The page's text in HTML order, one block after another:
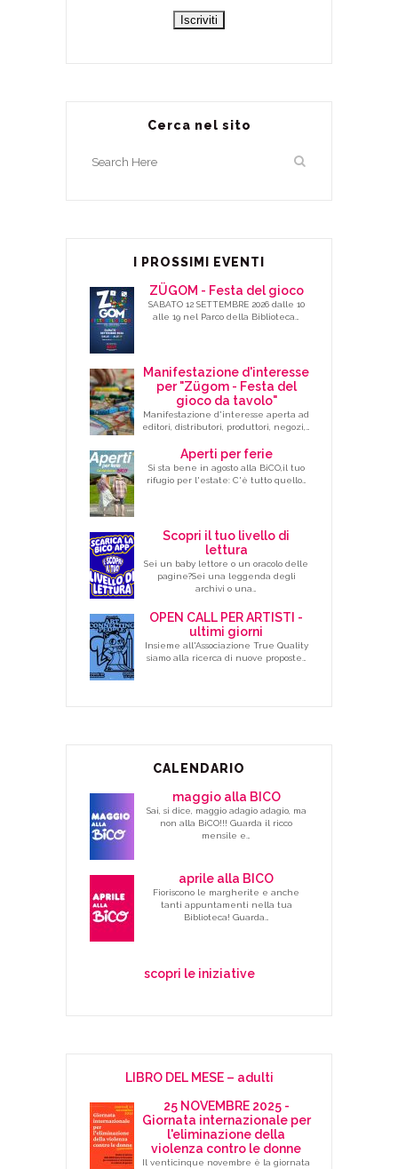
Cerca nel sito
I PROSSIMI EVENTI
ZÜGOM - Festa del gioco
SABATO 12 SETTEMBRE 2026 dalle 10
alle 19 nel Parco della Biblioteca…
Manifestazione d'interesse
per "Zügom - Festa del
gioco da tavolo"
Manifestazione d'interesse aperta ad
editori, distributori, produttori, negozi,…
Aperti per ferie
Si sta bene in agosto alla BiCO,il tuo
rifugio per l'estate: C'è tutto quello…
Scopri il tuo livello di
lettura
Sei un baby lettore o un oracolo delle
pagine?Sei una leggenda degli
archivi o una…
OPEN CALL PER ARTISTI -
ultimi giorni
Insieme all'Associazione True Quality
siamo alla ricerca di nuove proposte…
CALENDARIO
maggio alla BICO
Sai, si dice, maggio adagio adagio, ma
non alla BiCO!!! Guarda il ricco
mensile e…
aprile alla BICO
Fioriscono le margherite e anche
tanti appuntamenti nella tua
Biblioteca! Guarda…
scopri le iniziative
LIBRO DEL MESE – adulti
25 NOVEMBRE 2025 -
Giornata internazionale per
l'eliminazione della
violenza contro le donne
Il venticinque novembre è la giornata